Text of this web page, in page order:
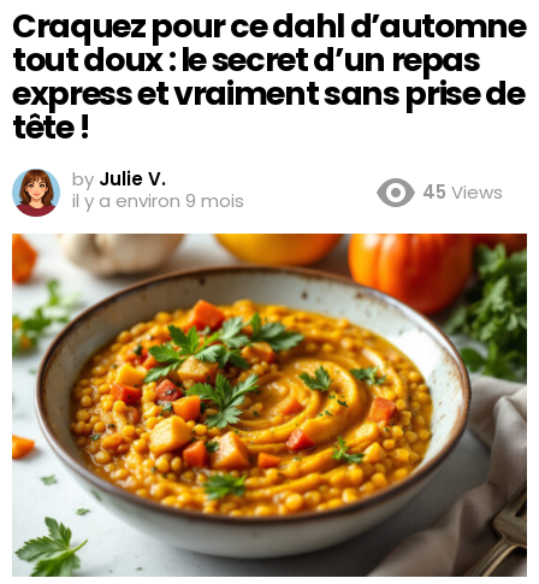
Craquez pour ce dahl d’automne
tout doux : le secret d’un repas
express et vraiment sans prise de
tête !
by Julie V.
il y a environ 9 mois
45 Views